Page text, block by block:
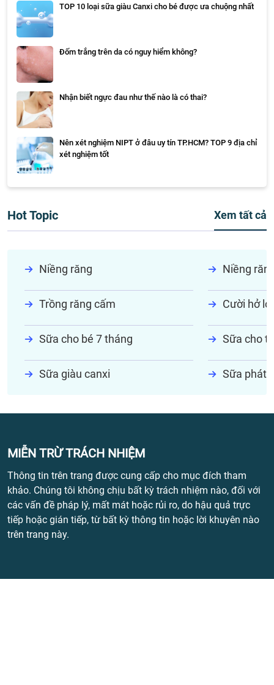
TOP 10 loại sữa giàu Canxi cho bé được ưa chuộng nhất
Đốm trắng trên da có nguy hiểm không?
Nhận biết ngực đau như thế nào là có thai?
Nên xét nghiệm NIPT ở đâu uy tín TP.HCM? TOP 9 địa chỉ
xét nghiệm tốt
Hot Topic Xem tất cả
Niềng răng Niềng
Trồng răng cấm Cười hở lợi
Sữa cho bé 7 tháng Sữa cho
Sữa giàu canxi Sữa phát
MIỄN TRỪ TRÁCH NHIỆM
Thông tin trên trang được cung cấp cho mục đích tham
khảo. Chúng tôi không chịu bất kỳ trách nhiệm nào, đối với
các vấn đề pháp lý, mất mát hoặc rủi ro, do hậu quả trực
tiếp hoặc gián tiếp, từ bất kỳ thông tin hoặc lời khuyên nào
trên trang này.